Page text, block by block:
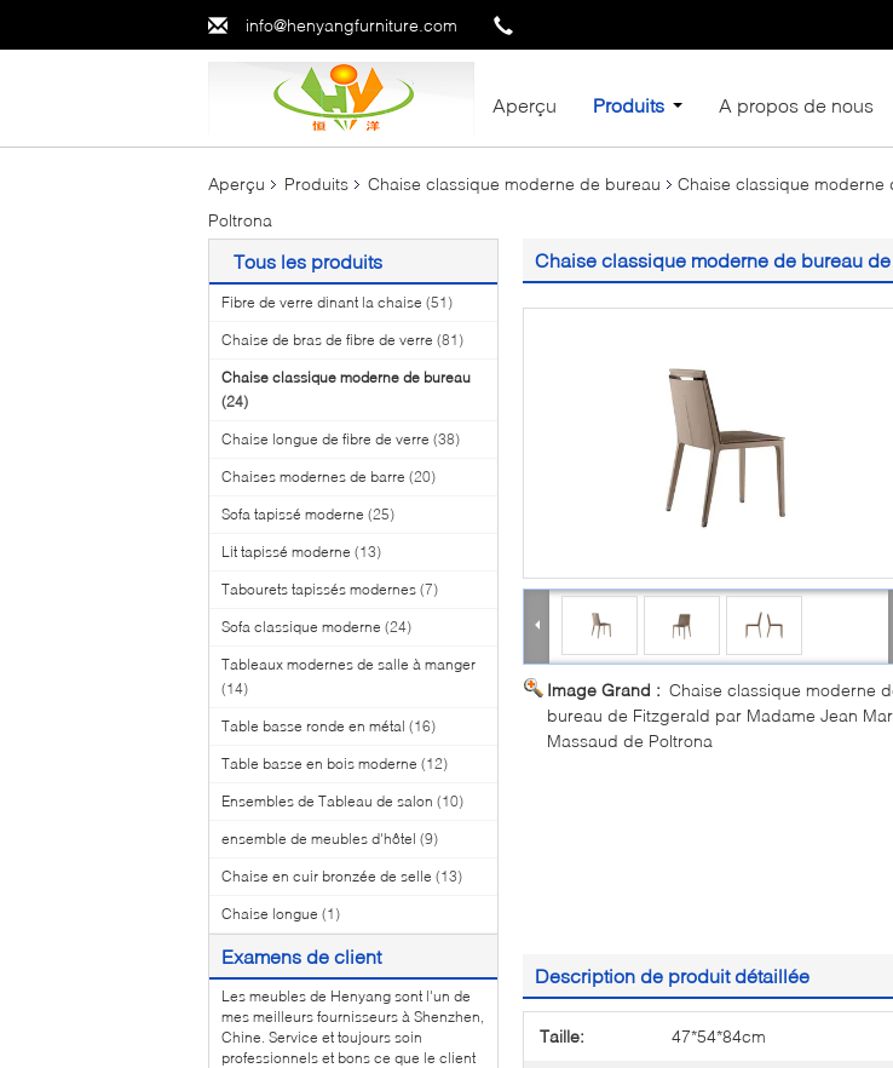
info@henyangfurniture.com
Aperçu Produits A propos de nous
Aperçu Produits Chaise classique moderne de bureau
Chaise classique
Poltrona
Tous les produits
Fibre de verre dinant la chaise (51)
Chaise de bras de fibre de verre (81)
Chaise classique moderne de bureau
(24)
Chaise longue de fibre de verre (38)
Chaises modernes de barre (20)
Sofa tapissé moderne (25)
Lit tapissé moderne (13)
Tabourets tapissés modernes (7)
Sofa classique moderne (24)
Tableaux modernes de salle à manger
(14)
Table basse ronde en métal (16)
Table basse en bois moderne (12)
Ensembles de Tableau de salon (10)
ensemble de meubles d'hôtel (9)
Chaise en cuir bronzée de selle (13)
Chaise longue (1)
Examens de client
Les meubles de Henyang sont l'un de
mes meilleurs fournisseurs à Shenzhen,
Chine. Service et toujours soin
professionnels et bons ce que le client
Chaise classique moderne de bureau
Image Grand : Chaise classique moderne
bureau de Fitzgerald par Madame Jean
Massaud de Poltrona
Description de produit détaillée
Taille: 47*54*84cm